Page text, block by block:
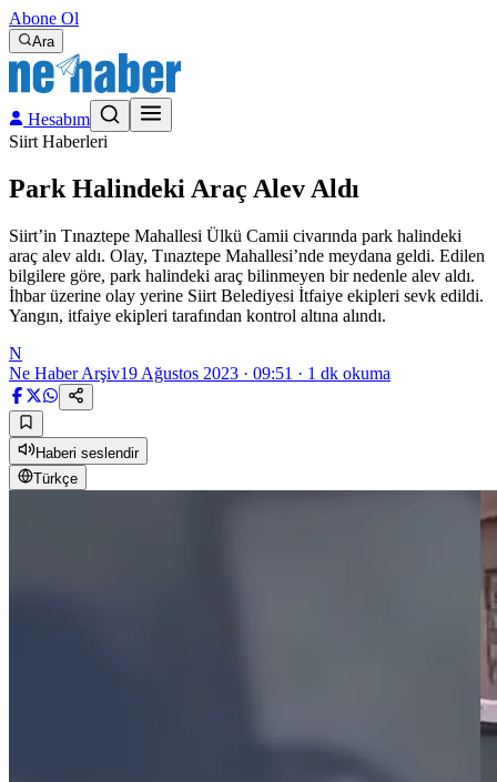
Abone Ol
Ara
Hesabım
Siirt Haberleri
Park Halindeki Araç Alev Aldı
Siirt’in Tınaztepe Mahallesi Ülkü Camii civarında park halindeki
araç alev aldı. Olay, Tınaztepe Mahallesi’nde meydana geldi. Edilen
bilgilere göre, park halindeki araç bilinmeyen bir nedenle alev aldı.
İhbar üzerine olay yerine Siirt Belediyesi İtfaiye ekipleri sevk edildi.
Yangın, itfaiye ekipleri tarafından kontrol altına alındı.
N
Ne Haber Arşiv19 Ağustos 2023 · 09:51 · 1 dk okuma
Haberi seslendir
Türkçe